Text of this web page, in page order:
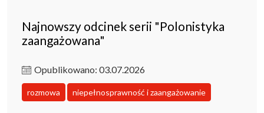
Najnowszy odcinek serii "Polonistyka
zaangażowana"
Opublikowano: 03.07.2026
rozmowa niepełnosprawność i zaangażowanie